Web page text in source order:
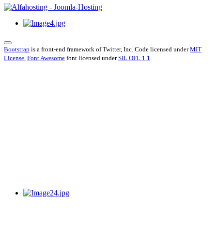
Bootstrap is a front-end framework of Twitter, Inc. Code licensed underMIT
License. Font Awesome font licensed underSIL OFL 1.1